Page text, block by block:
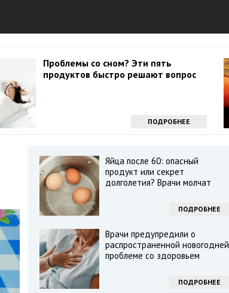
Проблемы со сном? Эти пять
продуктов быстро решают вопрос
ПОДРОБНЕЕ
Яйца после 60: опасный
продукт или секрет
долголетия? Врачи молчат
ПОДРОБНЕЕ
Врачи предупредили о
распространенной новогодней
проблеме со здоровьем
ПОДРОБНЕЕ